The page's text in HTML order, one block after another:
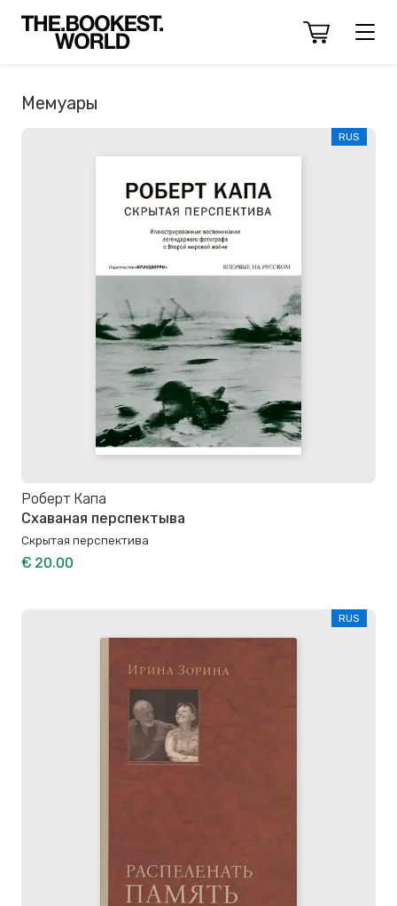
Мемуары
RUS
Роберт Капа
Схаваная перспектыва
Скрытая перспектива
€ 20.00
RUS